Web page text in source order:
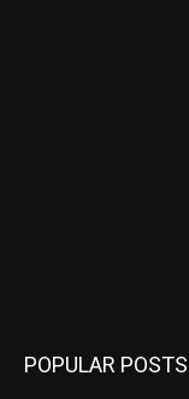
POPULAR POSTS